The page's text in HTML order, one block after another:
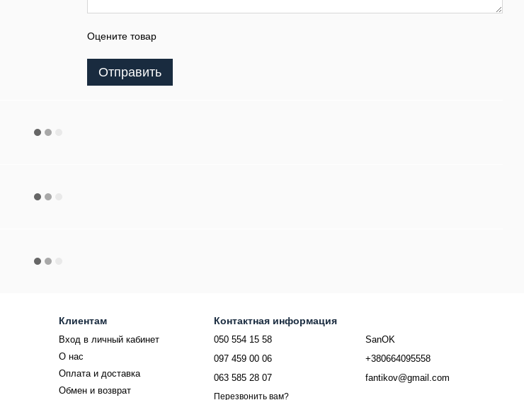
Оцените товар
Отправить
Клиентам
Вход в личный кабинет
О нас
Оплата и доставка
Обмен и возврат
Контактная информация
050 554 15 58
097 459 00 06
063 585 28 07
Перезвонить вам?
SanOK
+380664095558
fantikov@gmail.com